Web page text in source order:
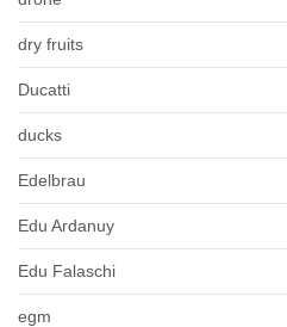
dry fruits
Ducatti
ducks
Edelbrau
Edu Ardanuy
Edu Falaschi
egm